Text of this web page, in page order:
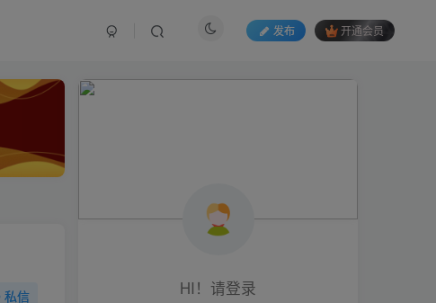
发布 开通会员
私信 HI！请登录
HI！请登录